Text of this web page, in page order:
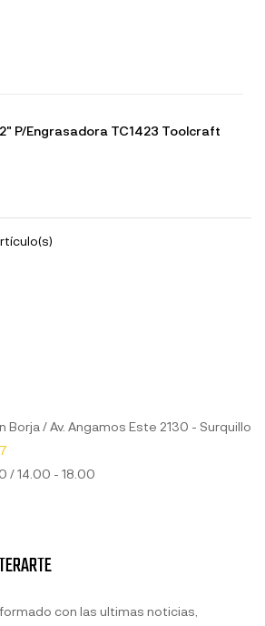
P/Engrasadora TC1423 Toolcraft
Borja / Av. Angamos Este 2130 - Surquillo
/ 14.00 - 18.00
con las ultimas noticias,